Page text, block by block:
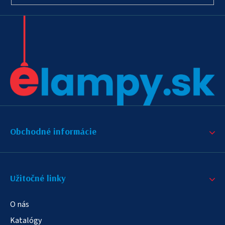
Obchodné informácie
Užitočné linky
O nás
Katalógy